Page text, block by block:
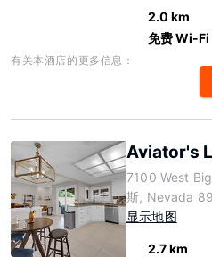
2.0 km
免费 Wi-Fi
有关本酒店的更多信息：
Aviator's
7100 West
斯, Nevada
显示地图
2.7 km